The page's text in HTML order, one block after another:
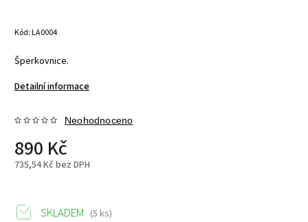
Kód:LA0004
Šperkovnice.
Detailní informace
Neohodnoceno
890 Kč
735,54 Kč bez DPH
SKLADEM (5 ks)